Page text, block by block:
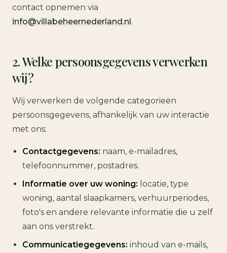
contact opnemen via
info@villabeheernederland.nl.
2. Welke persoonsgegevens verwerken
wij?
Wij verwerken de volgende categorieën
persoonsgegevens, afhankelijk van uw interactie
met ons:
Contactgegevens: naam, e-mailadres,
telefoonnummer, postadres.
Informatie over uw woning: locatie, type
woning, aantal slaapkamers, verhuurperiodes,
foto's en andere relevante informatie die u zelf
aan ons verstrekt.
Communicatiegegevens: inhoud van e-mails,